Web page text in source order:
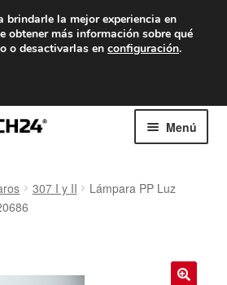
desde 7 EUR
de 9 a. m. a 4 p. m.
Menú
307 I y II
Lámpara PP Luz
brindarle la mejor experiencia en
obtener más información sobre qué
o desactivarlas en configuración.